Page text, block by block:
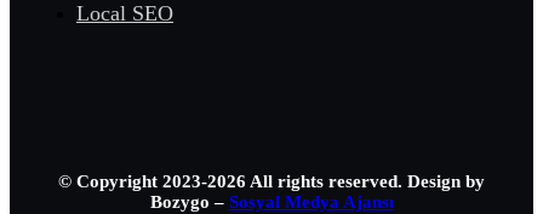
Local SEO
© Copyright 2023-2026 All rights reserved. Design by
Bozygo – Sosyal Medya Ajansı